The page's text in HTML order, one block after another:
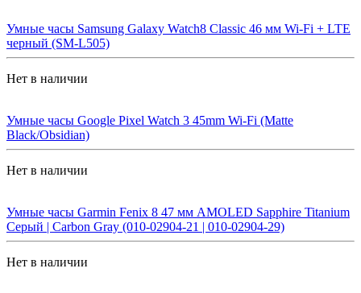
Умные часы Samsung Galaxy Watch8 Classic 46 мм Wi-Fi + LTE
черный (SM-L505)
Нет в наличии
Умные часы Google Pixel Watch 3 45mm Wi-Fi (Matte
Black/Obsidian)
Нет в наличии
Умные часы Garmin Fenix 8 47 мм AMOLED Sapphire Titanium
Серый | Carbon Gray (010-02904-21 | 010-02904-29)
Нет в наличии